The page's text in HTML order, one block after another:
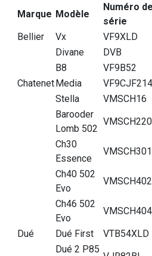
Marque Modèle
Numéro de
série
Bellier
Vx
VF9XLD
Divane
DVB
B8
VF9B52
ChatenetMedia
VF9CJF214
Stella
VMSCH16
Barooder
Lomb 502
Ch30
Essence
VMSCH301
Ch40 502
Evo
Ch46 502
Evo
Dué
Dué First
VTB54XLD
Dué 2 P85